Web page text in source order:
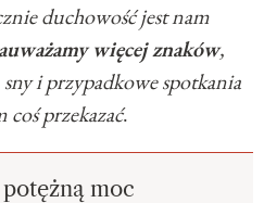
duchowość jest nam
więcej znaków,
i przypadkowe spotkania
przekazać.
moc